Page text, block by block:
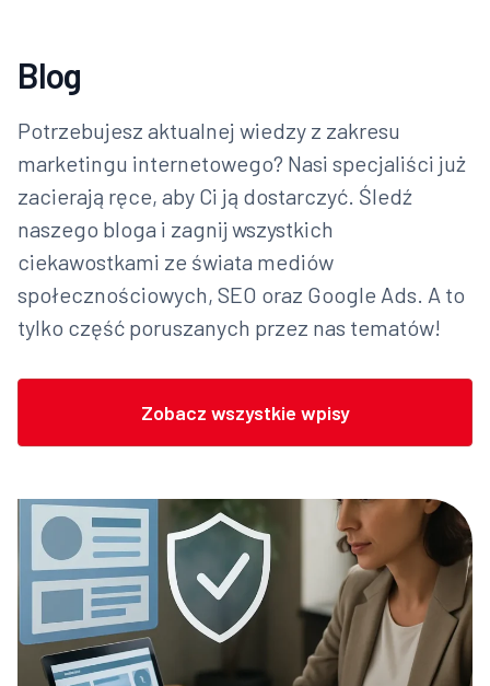
Blog
Potrzebujesz aktualnej wiedzy z zakresu
marketingu internetowego? Nasi specjaliści już
zacierają ręce, aby Ci ją dostarczyć. Śledź
naszego bloga i zagnij wszystkich
ciekawostkami ze świata mediów
społecznościowych, SEO oraz Google Ads. A to
tylko część poruszanych przez nas tematów!
Zobacz wszystkie wpisy